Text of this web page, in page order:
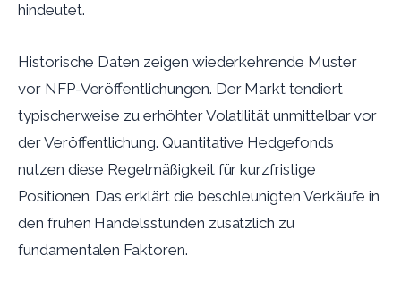
hindeutet.
Historische Daten zeigen wiederkehrende Muster
vor NFP-Veröffentlichungen. Der Markt tendiert
typischerweise zu erhöhter Volatilität unmittelbar vor
der Veröffentlichung. Quantitative Hedgefonds
nutzen diese Regelmäßigkeit für kurzfristige
Positionen. Das erklärt die beschleunigten Verkäufe in
den frühen Handelsstunden zusätzlich zu
fundamentalen Faktoren.